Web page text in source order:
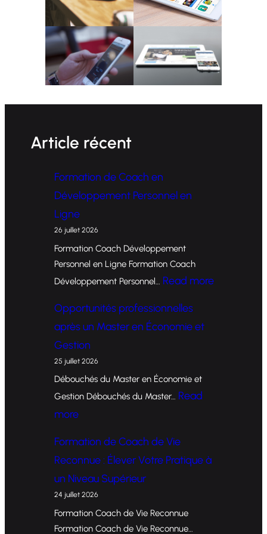
Article récent
Formation de Coach en
Développement Personnel en
Ligne
26 juillet 2026
Formation Coach Développement
Personnel en Ligne Formation Coach
Développement Personnel… Read more:
Opportunités professionnelles
après un Master en Économie et
Gestion
25 juillet 2026
Débouchés du Master en Économie et
Gestion Débouchés du Master… Read
more:
t
Formation de Coach de Vie
Reconnue : Élever Votre Pratique à
un Niveau Supérieur
24 juillet 2026
Formation Coach de Vie Reconnue
Formation Coach de Vie Reconnue…